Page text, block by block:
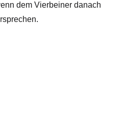
dem Vierbeiner danach